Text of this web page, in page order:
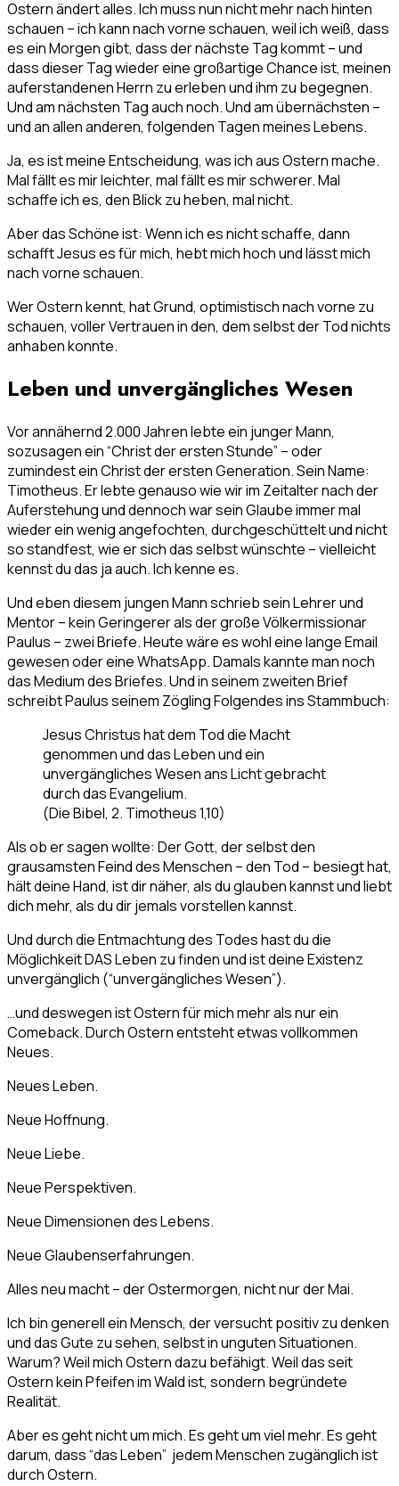
Ostern ändert alles. Ich muss nun nicht mehr nach hinten
schauen – ich kann nach vorne schauen, weil ich weiß, dass
es ein Morgen gibt, dass der nächste Tag kommt – und
dass dieser Tag wieder eine großartige Chance ist, meinen
auferstandenen Herrn zu erleben und ihm zu begegnen.
Und am nächsten Tag auch noch. Und am übernächsten –
und an allen anderen, folgenden Tagen meines Lebens.
Ja, es ist meine Entscheidung, was ich aus Ostern mache.
Mal fällt es mir leichter, mal fällt es mir schwerer. Mal
schaffe ich es, den Blick zu heben, mal nicht.
Aber das Schöne ist: Wenn ich es nicht schaffe, dann
schafft Jesus es für mich, hebt mich hoch und lässt mich
nach vorne schauen.
Wer Ostern kennt, hat Grund, optimistisch nach vorne zu
schauen, voller Vertrauen in den, dem selbst der Tod nichts
anhaben konnte.
Leben und unvergängliches Wesen
Vor annähernd 2.000 Jahren lebte ein junger Mann,
sozusagen ein “Christ der ersten Stunde” – oder
zumindest ein Christ der ersten Generation. Sein Name:
Timotheus. Er lebte genauso wie wir im Zeitalter nach der
Auferstehung und dennoch war sein Glaube immer mal
wieder ein wenig angefochten, durchgeschüttelt und nicht
so standfest, wie er sich das selbst wünschte – vielleicht
kennst du das ja auch. Ich kenne es.
Und eben diesem jungen Mann schrieb sein Lehrer und
Mentor – kein Geringerer als der große Völkermissionar
Paulus – zwei Briefe. Heute wäre es wohl eine lange Email
gewesen oder eine WhatsApp. Damals kannte man noch
das Medium des Briefes. Und in seinem zweiten Brief
schreibt Paulus seinem Zögling Folgendes ins Stammbuch:
Jesus Christus hat dem Tod die Macht
genommen und das Leben und ein
unvergängliches Wesen ans Licht gebracht
durch das Evangelium.
(Die Bibel, 2. Timotheus 1,10)
Als ob er sagen wollte: Der Gott, der selbst den
grausamsten Feind des Menschen – den Tod – besiegt hat,
hält deine Hand, ist dir näher, als du glauben kannst und liebt
dich mehr, als du dir jemals vorstellen kannst.
Und durch die Entmachtung des Todes hast du die
Möglichkeit DAS Leben zu finden und ist deine Existenz
unvergänglich (“unvergängliches Wesen”).
…und deswegen ist Ostern für mich mehr als nur ein
Comeback. Durch Ostern entsteht etwas vollkommen
Neues.
Neues Leben.
Neue Hoffnung.
Neue Liebe.
Neue Perspektiven.
Neue Dimensionen des Lebens.
Neue Glaubenserfahrungen.
Alles neu macht – der Ostermorgen, nicht nur der Mai.
Ich bin generell ein Mensch, der versucht positiv zu denken
und das Gute zu sehen, selbst in unguten Situationen.
Warum? Weil mich Ostern dazu befähigt. Weil das seit
Ostern kein Pfeifen im Wald ist, sondern begründete
Realität.
Aber es geht nicht um mich. Es geht um viel mehr. Es geht
darum, dass “das Leben” jedem Menschen zugänglich ist
durch Ostern.